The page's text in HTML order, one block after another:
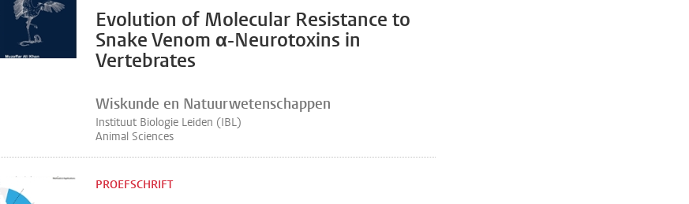
Evolution of Molecular Resistance to
Snake Venom α-Neurotoxins in
Vertebrates
Wiskunde en Natuurwetenschappen
Instituut Biologie Leiden (IBL)
Animal Sciences
PROEFSCHRIFT